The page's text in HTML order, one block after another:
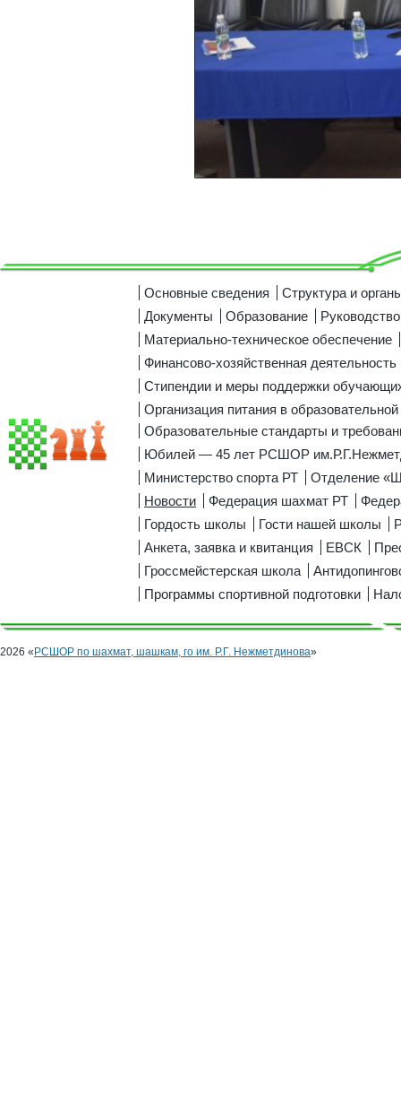
Основные сведения
Структура и
Документы
Образование
Руководство
Материально-техническое обеспечение
Финансово-хозяйственная деятельность
Стипендии и меры поддержки
Организация питания в образовательной
Образовательные стандарты и
Юбилей — 45 лет РСШОР
Министерство спорта РТ
Отделение
Новости
Федерация шахмат РТ
Гордость школы
Гости нашей школы
Анкета, заявка и квитанция
ЕВСК
Гроссмейстерская школа
Программы спортивной подготовки
2026 « РСШОР по шахмат, шашкам, го им. Р.Г. Нежметдинова»